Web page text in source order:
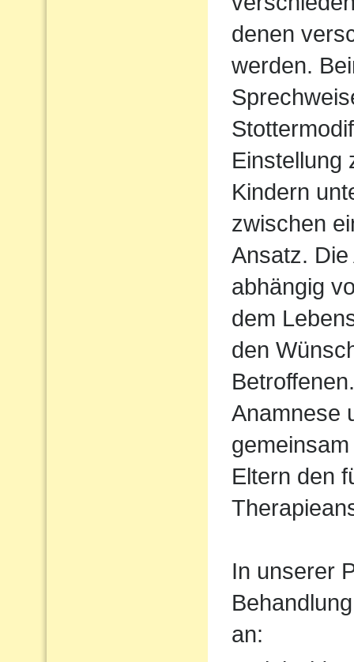
denen
werden.
Einstellung
Kindern
zwischen
Ansatz. Die
abhängig
dem
den
Anamnese
Eltern den
In unserer
an: